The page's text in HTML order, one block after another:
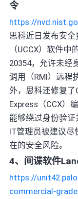
令
https://
思科近日发布安
（UCCX）软件
20354，允许未经
调用（RMI）远程
外，思科还修复
Express（CCX）
能够绕过身份验证
IT管理员被建议尽
在的安全风险。
4、间谍软件
https://
commercial-